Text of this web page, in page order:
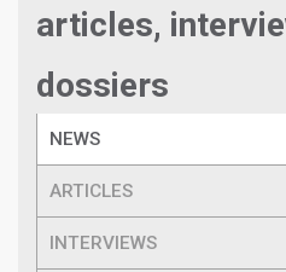
articles,
dossiers
NEWS
ARTICLES
INTERVIEWS